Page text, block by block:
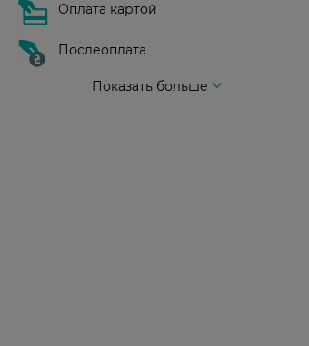
Оплата картой
Послеоплата
Показать больше